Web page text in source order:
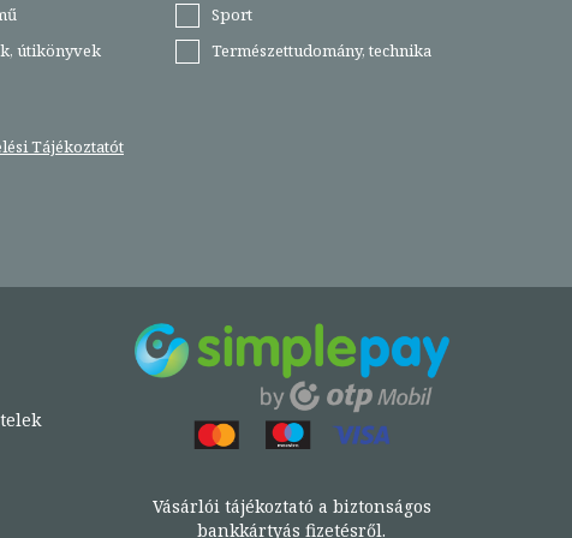
Sport
útikönyvek
Természettudomány, technika
Tájékoztatót
Vásárlói tájékoztató a biztonságos
bankkártyás fizetésről.